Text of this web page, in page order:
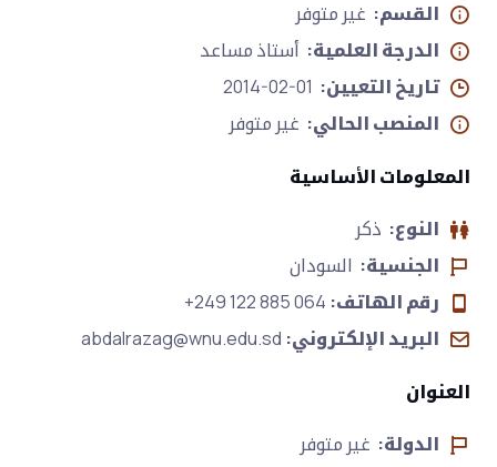
القسم: غير متوفر
الدرجة العلمية: أستاذ مساعد
تاريخ التعيين:
المنصب الحالي: غير متوفر
المعلومات الأساسية
النوع: ذكر
الجنسية: السودان
رقم الهاتف: +249 122 885 064
البريد الإلكتروني: abdalrazag@wnu.edu.sd
العنوان
الدولة: غير متوفر